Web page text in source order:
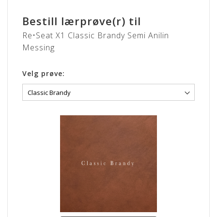
Messing har en elegant og gylden farve, som er yderst
moderne i tiden. Nyt og skinnende messing giver et varmt
udtryk, som vil pynte i alle rum. Metallet skiller sig ud fra
andre farver, og er en nem måde skabe kontrakt til typiske
farver som sort, blå eller grå.
CLASSIC
Lædertypen har fået en let korrigering af overfladen hvilket
Bestill lærprøve(r) til
Re•Seat X1 Classic Brandy Semi Anilin
Messing
Velg prøve: